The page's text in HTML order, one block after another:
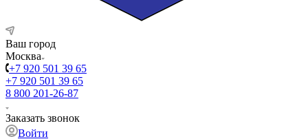
Ваш город
Москва
+7 920 501 39 65
+7 920 501 39 65
8 800 201-26-87
Заказать звонок
Войти